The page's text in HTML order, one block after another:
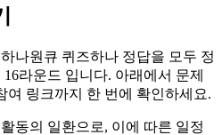
나원큐 퀴즈하나 정답을 모두 정
라운드 입니다. 아래에서 문제
여 링크까지 한 번에 확인하세요.
동의 일환으로, 이에 따른 일정